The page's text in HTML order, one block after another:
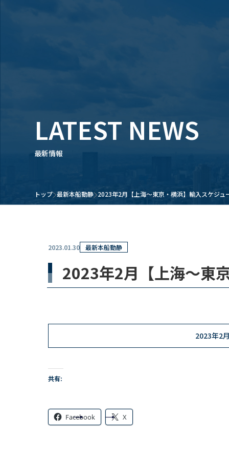
LATEST NEWS
最新情報
トップ 最新本船動静 2023年2月【上海～東京・横浜】輸入スケジュ
2023.01.30 最新本船動静
2023年2月【上海～東
2023年2
共有:
Facebook X